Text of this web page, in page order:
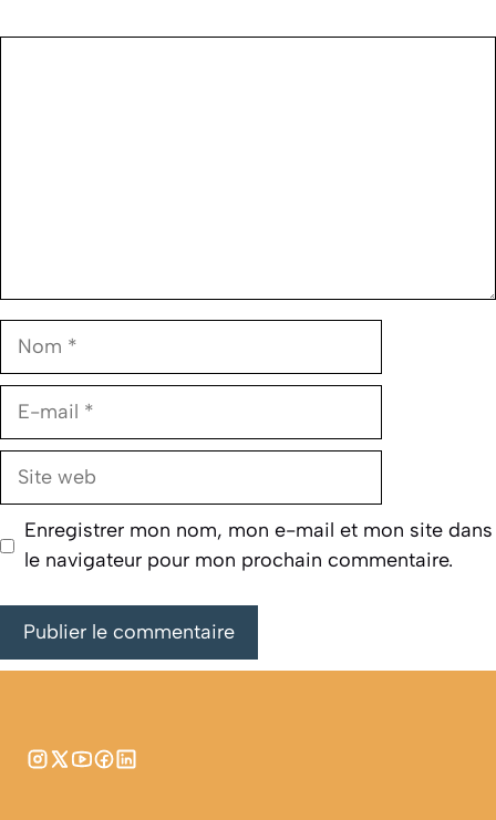
Nom
E-
Site
Enregistrer mon nom, mon e-mail et mon site dans
le navigateur pour mon prochain commentaire.